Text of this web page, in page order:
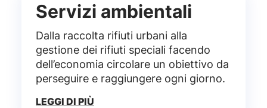
Servizi ambientali
Dalla raccolta rifiuti urbani alla
gestione dei rifiuti speciali facendo
dell’economia circolare un obiettivo da
perseguire e raggiungere ogni giorno.
LEGGI DI PIÙ